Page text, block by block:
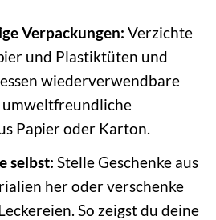
Verpackungen: Verzichte
und Plastiktüten und
wiederverwendbare
Papier oder Karton.
selbst: Stelle Geschenke aus
her oder verschenke
So zeigst du deine